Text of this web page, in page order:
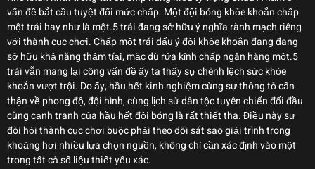
vấn đề bắt cầu tuyệt đối mức chấp. Một đội bóng khỏe khoắn chấp
một trái hay như là một.5 trái đang sở hữu ý nghĩa rành mạch riêng
với thành cục chơi. Chấp một trái dấu ý đội khỏe khoắn đang đang
sở hữu khả năng thảm tíại, mặc dù rứa kỉnh chấp ngân hàng một.5
trái vẫn mang lại công vấn đề ấy ta thấy sự chênh lệch sức khỏe
khoắn vượt trội. Do ấy, hầu hết kinh nghiệm cùng sự thông tỏ cẩn
thận về phong độ, đội hình, cùng lịch sử dân tộc tuyên chiến đối đầu
cùng cạnh tranh của hầu hết đội bóng là rất thiết tha. Điều này sự
đòi hỏi thành cục chơi buộc phải theo dõi sát sao giải trình trong
khoảng hơi nhiều lựa chọn nguồn, không chỉ cần xác định vào một
trong tất cả số liệu thiết yếu xác.